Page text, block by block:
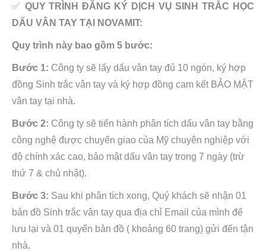
✅ QUY TRÌNH ĐĂNG KÝ DỊCH VỤ SINH TRẮC HỌC
DẤU VÂN TAY TẠI NOVAMIT:
Quy trình này bao gồm 5 bước:
Bước 1: Công ty sẽ lấy dấu vân tay đủ 10 ngón, ký hợp
đồng Sinh trắc vân tay và ký hợp đồng cam kết BẢO MẬT
vân tay tại nhà.
Bước 2: Công ty sẽ tiến hành phân tích dấu vân tay bằng
công nghệ được chuyển giao của Mỹ chuyên nghiệp với
độ chính xác cao, bảo mật dấu vân tay trong 7 ngày (trừ
thứ 7 & chủ nhật).
Bước 3: Sau khi phân tích xong, Quý khách sẽ nhận 01
bản đồ Sinh trắc vân tay qua địa chỉ Email của mình để
lưu lại và 01 quyển bản đồ ( khoảng 60 trang) gửi đến tận
nhà.